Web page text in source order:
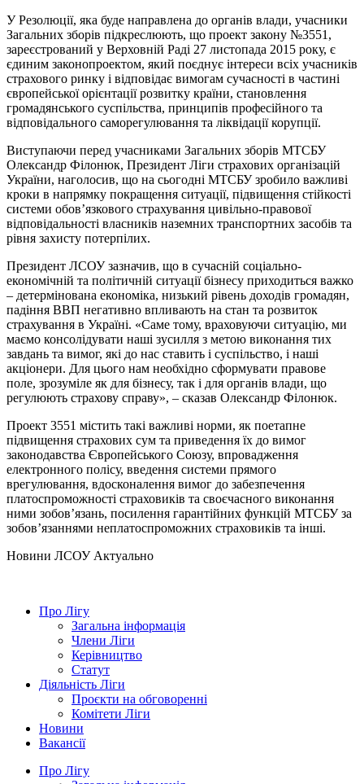
У Резолюції, яка буде направлена до органів влади, учасники
Загальних зборів підкреслюють, що проект закону №3551,
зареєстрований у Верховній Раді 27 листопада 2015 року, є
єдиним законопроектом, який поєднує інтереси всіх учасників
страхового ринку і відповідає вимогам сучасності в частині
європейської орієнтації розвитку країни, становлення
громадянського суспільства, принципів професійного та
відповідального саморегулювання та ліквідації корупції.
Виступаючи перед учасниками Загальних зборів МТСБУ
Олександр Філонюк, Президент Ліги страхових організацій
України, наголосив, що на сьогодні МТСБУ зробило важливі
кроки в напрямку покращення ситуації, підвищення стійкості
системи обов’язкового страхування цивільно-правової
відповідальності власників наземних транспортних засобів та
рівня захисту потерпілих.
Президент ЛСОУ зазначив, що в сучасній соціально-
економічній та політичній ситуації бізнесу приходиться важко
– детермінована економіка, низький рівень доходів громадян,
падіння ВВП негативно впливають на стан та розвиток
страхування в Україні. «Саме тому, враховуючи ситуацію, ми
маємо консолідувати наші зусилля з метою виконання тих
завдань та вимог, які до нас ставить і суспільство, і наші
акціонери. Для цього нам необхідно сформувати правове
поле, зрозуміле як для бізнесу, так і для органів влади, що
регулюють страхову справу», – сказав Олександр Філонюк.
Проект 3551 містить такі важливі норми, як поетапне
підвищення страхових сум та приведення їх до вимог
законодавства Європейського Союзу, впровадження
електронного полісу, введення системи прямого
врегулювання, вдосконалення вимог до забезпечення
платоспроможності страховиків та своєчасного виконання
ними зобов’язань, посилення гарантійних функцій МТСБУ за
зобов’язаннями неплатоспроможних страховиків та інші.
Hовини ЛСОУ Актуально
Про Лігу
Загальна інформація
Члени Ліги
Керівництво
Статут
Діяльність Ліги
Проєкти на обговоренні
Комітети Ліги
Новини
Вакансії
Про Лігу